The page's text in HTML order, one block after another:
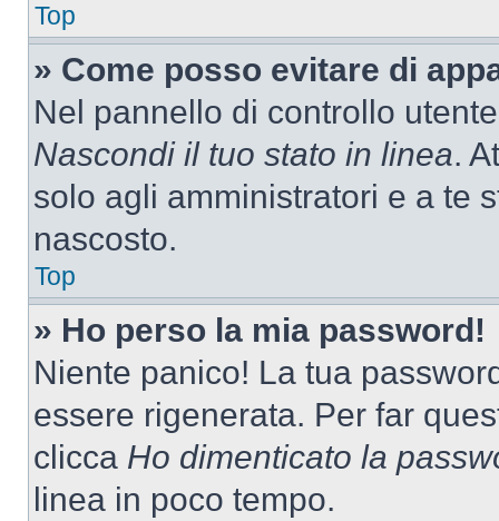
Top
» Come posso evitare di
Nel pannello di controllo
Nascondi il tuo stato in linea.
solo agli amministratori e a te
nascosto.
Top
» Ho perso la mia password!
Niente panico! La tua
essere rigenerata. Per far
clicca Ho dimenticato la
linea in poco tempo.